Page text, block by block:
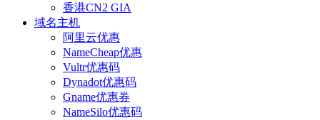
香港CN2 GIA
域名主机
阿里云优惠
NameCheap优惠
Vultr优惠码
Dynadot优惠码
Gname优惠券
NameSilo优惠码